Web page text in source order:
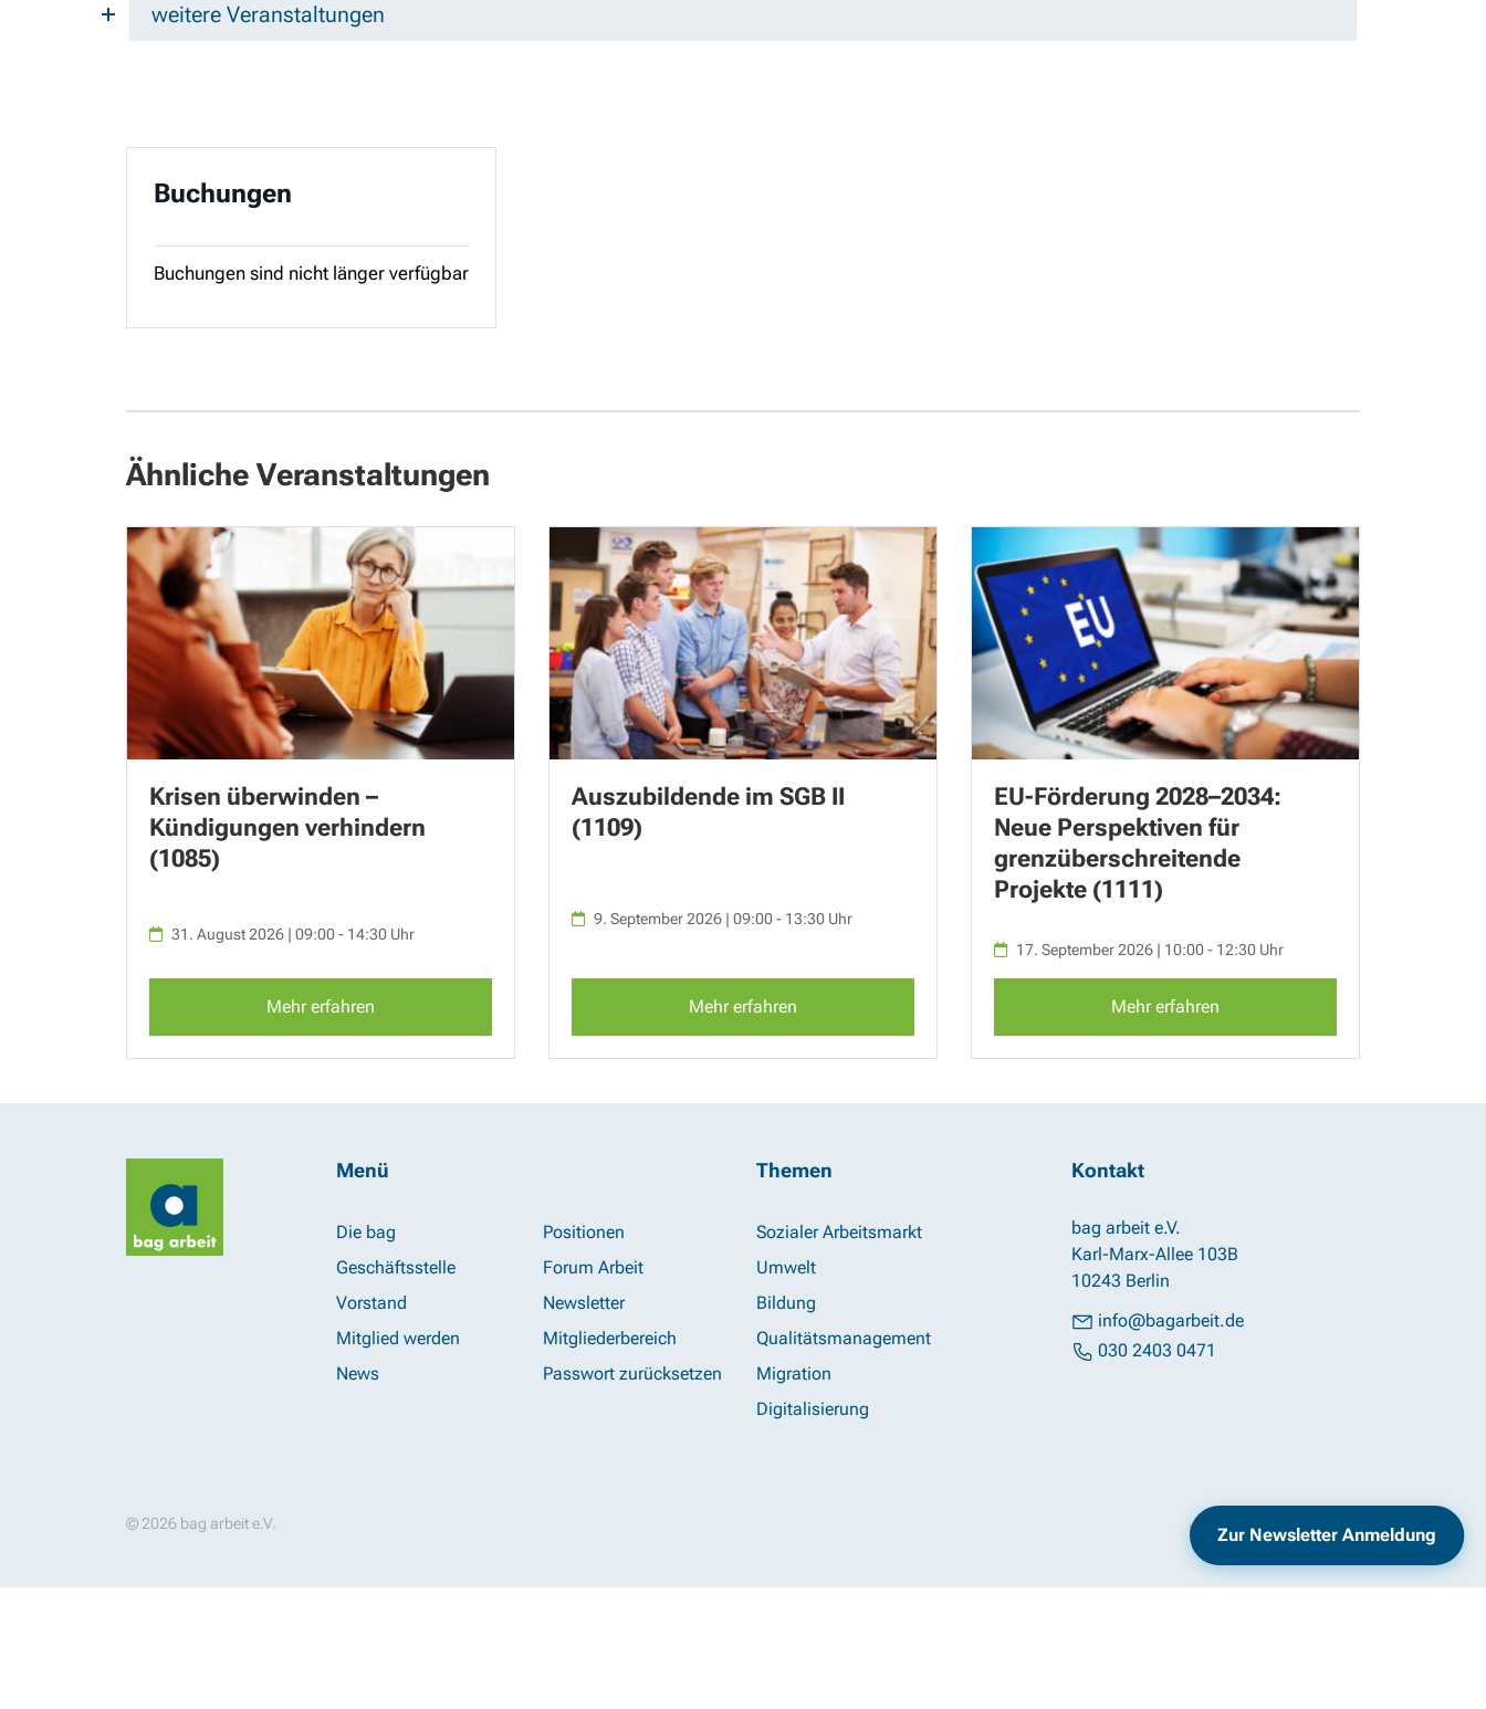
weitere Veranstaltungen
Buchungen
Buchungen sind nicht länger verfügbar
Ähnliche Veranstaltungen
Krisen überwinden –
Kündigungen verhindern
(1085)
31. August 2026 | 09:00 - 14:30 Uhr
Mehr erfahren
Auszubildende im SGB II
(1109)
9. September 2026 | 09:00 - 13:30 Uhr
Mehr erfahren
EU-Förderung 2028–2034:
Neue Perspektiven für
grenzüberschreitende
Projekte (1111)
17. September 2026 | 10:00 - 12:30 Uhr
Mehr erfahren
Menü
Die bag
Geschäftsstelle
Vorstand
Mitglied werden
News
Positionen
Forum Arbeit
Newsletter
Mitgliederbereich
Passwort zurücksetzen
Themen
Sozialer Arbeitsmarkt
Umwelt
Bildung
Qualitätsmanagement
Migration
Digitalisierung
Kontakt
bag arbeit e.V.
Karl-Marx-Allee 103B
10243 Berlin
info@bagarbeit.de
030 2403 0471
© 2026 bag arbeit e.V. Impressum Datenschutz
Zur Newsletter Anmeldung